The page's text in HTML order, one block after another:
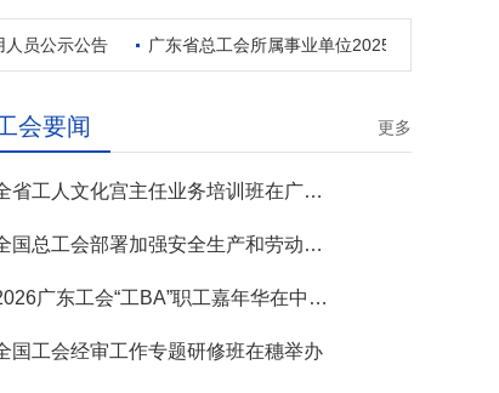
公示公告 广东省总工会所属事业单位2025年集中公开招聘
会要闻 更多
全省工人文化宫主任业务培训班在广州开班
全国总工会部署加强安全生产和劳动保护工作
2026广东工会“工BA”职工嘉年华在中山举行
国工会经审工作专题研修班在穗举办